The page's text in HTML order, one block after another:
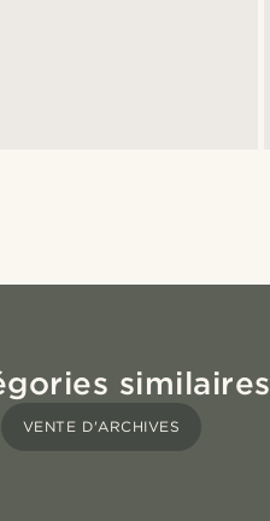
similaires
VENTE D'ARCHIVES